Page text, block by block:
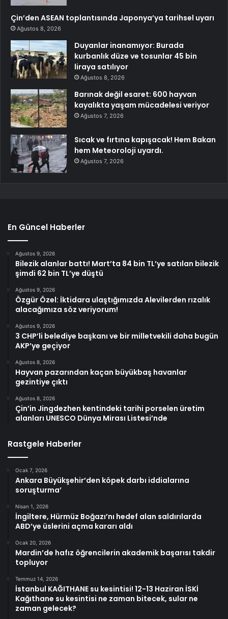
Çin’den ASEAN toplantısında Japonya’ya tarihsel uyarı
Ağustos 8, 2026
Duyanlar inanamıyor: Burada
kurbanlık düze ve tosunlar 45 bin
liraya satılıyor
Ağustos 8, 2026
Barınak değil esaret: 600 hayvan
kayalıkta yaşam mücadelesi veriyor
Ağustos 7, 2026
Sıcak ve fırtına kapışacak! Hem Bakan
hem Meteoroloji uyardı.
Ağustos 7, 2026
En Güncel Haberler
Ağustos 9, 2026
Bilezik alanlar battı! Mart’ta 84 bin TL’ye satılan bilezik
şimdi 62 bin TL’ye düştü
Ağustos 9, 2026
Özgür Özel: İktidara ulaştığımızda Alevilerden rızalık
alacağımıza söz veriyorum!
Ağustos 9, 2026
3 CHP’li belediye başkanı ve bir milletvekili daha bugün
AKP’ye geçiyor
Ağustos 8, 2026
Hayvan pazarından kaçan büyükbaş havanlar
gezintiye çıktı
Ağustos 8, 2026
Çin’in Jingdezhen kentindeki tarihi porselen üretim
alanları UNESCO Dünya Mirası Listesi’nde
Rastgele Haberler
Ocak 7, 2026
Ankara Büyükşehir’den köpek darbı iddialarına
soruşturma’
Nisan 1, 2026
İngiltere, Hürmüz Boğazı’nı hedef alan saldırılarda
ABD’ye üslerini açma kararı aldı
Ocak 20, 2026
Mardin’de hafız öğrencilerin akademik başarısı takdir
topluyor
Temmuz 14, 2026
İstanbul KAĞITHANE su kesintisi! 12-13 Haziran İSKİ
Kağıthane su kesintisi ne zaman bitecek, sular ne
zaman gelecek?